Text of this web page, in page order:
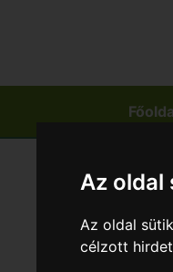
Az oldal
Az oldal
célzott